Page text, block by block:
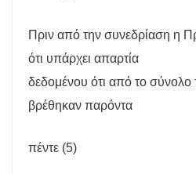
Πριν από την συνεδρίαση η
ότι υπάρχει απαρτία
δεδομένου ότι από το
βρέθηκαν παρόντα
πέντε (5)